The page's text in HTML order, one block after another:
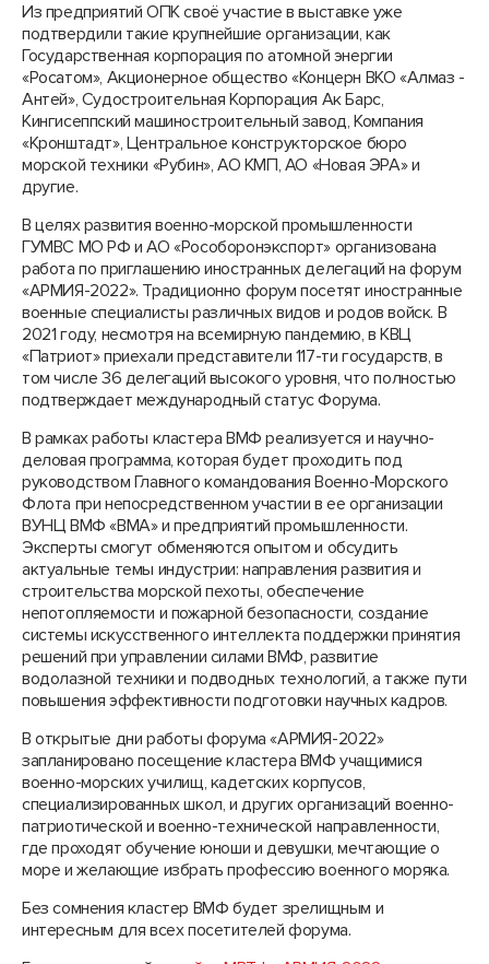
Из предприятий ОПК своё участие в выставке уже
подтвердили такие крупнейшие организации, как
Государственная корпорация по атомной энергии
«Росатом», Акционерное общество «Концерн ВКО «Алмаз -
Антей», Судостроительная Корпорация Ак Барс,
Кингисеппский машиностроительный завод, Компания
«Кронштадт», Центральное конструкторское бюро
морской техники «Рубин», АО КМП, АО «Новая ЭРА» и
другие.
В целях развития военно-морской промышленности
ГУМВС МО РФ и АО «Рособоронэкспорт» организована
работа по приглашению иностранных делегаций на форум
«АРМИЯ-2022». Традиционно форум посетят иностранные
военные специалисты различных видов и родов войск. В
2021 году, несмотря на всемирную пандемию, в КВЦ
«Патриот» приехали представители 117-ти государств, в
том числе 36 делегаций высокого уровня, что полностью
подтверждает международный статус Форума.
В рамках работы кластера ВМФ реализуется и научно-
деловая программа, которая будет проходить под
руководством Главного командования Военно-Морского
Флота при непосредственном участии в ее организации
ВУНЦ ВМФ «ВМА» и предприятий промышленности.
Эксперты смогут обменяются опытом и обсудить
актуальные темы индустрии: направления развития и
строительства морской пехоты, обеспечение
непотопляемости и пожарной безопасности, создание
системы искусственного интеллекта поддержки принятия
решений при управлении силами ВМФ, развитие
водолазной техники и подводных технологий, а также пути
повышения эффективности подготовки научных кадров.
В открытые дни работы форума «АРМИЯ-2022»
запланировано посещение кластера ВМФ учащимися
военно-морских училищ, кадетских корпусов,
специализированных школ, и других организаций военно-
патриотической и военно-технической направленности,
где проходят обучение юноши и девушки, мечтающие о
море и желающие избрать профессию военного моряка.
Без сомнения кластер ВМФ будет зрелищным и
интересным для всех посетителей форума.